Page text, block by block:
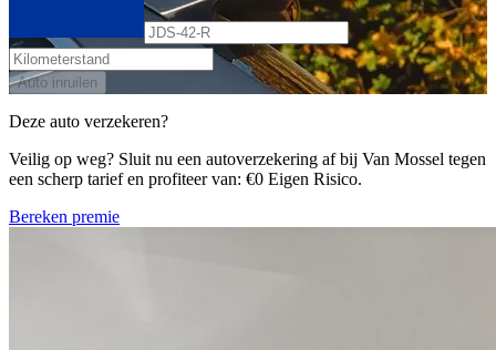
Auto inruilen
Deze auto verzekeren?
Veilig op weg? Sluit nu een autoverzekering af bij Van Mossel tegen
een scherp tarief en profiteer van: €0 Eigen Risico.
Bereken premie